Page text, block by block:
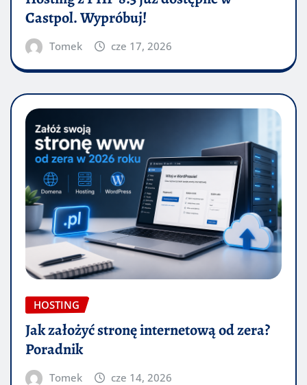
Castpol. Wypróbuj!
Tomek cze 17, 2026
HOSTING
Jak założyć stronę internetową od zera?
Poradnik
Tomek cze 14, 2026